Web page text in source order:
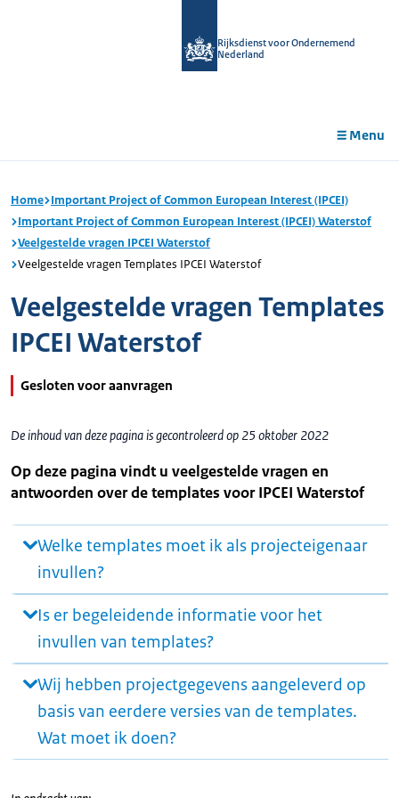
Rijksdienst voor Ondernemend
Nederland
Menu
Home Important Project of Common European Interest (IPCEI)
Important Project of Common European Interest (IPCEI) Waterstof
Veelgestelde vragen IPCEI Waterstof
Veelgestelde vragen Templates IPCEI Waterstof
Veelgestelde vragen Templates
IPCEI Waterstof
Gesloten voor aanvragen
De inhoud van deze pagina is gecontroleerd op 25 oktober 2022
Op deze pagina vindt u veelgestelde vragen en
antwoorden over de templates voor IPCEI Waterstof
Welke templates moet ik als projecteigenaar
invullen?
Is er begeleidende informatie voor het
invullen van templates?
Wij hebben projectgegevens aangeleverd op
basis van eerdere versies van de templates.
Wat moet ik doen?